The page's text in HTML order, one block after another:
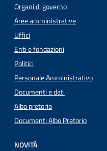
Organi di governo
Aree amministrative
Uffici
Enti e fondazioni
Politici
Personale Amministrativo
Documenti e dati
Albo pretorio
Documenti Albo Pretorio
NOVITÀ